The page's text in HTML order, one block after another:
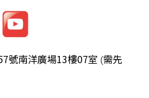
號南洋廣場13樓07室 (需先